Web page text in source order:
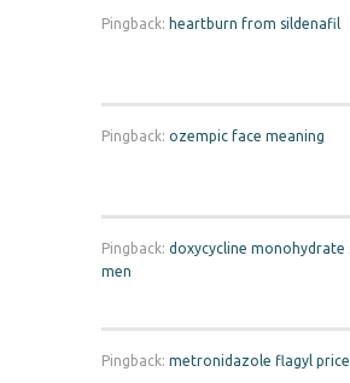
Pingback: heartburn from sildenafil
Pingback: ozempic face meaning
Pingback: doxycycline monohydrate
men
Pingback: metronidazole flagyl price